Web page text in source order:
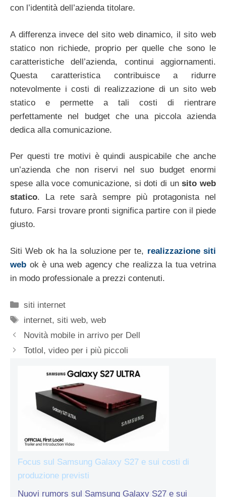
con l’identità dell’azienda titolare.
A differenza invece del sito web dinamico, il sito web
statico non richiede, proprio per quelle che sono le
caratteristiche dell’azienda, continui aggiornamenti.
Questa caratteristica contribuisce a ridurre
notevolmente i costi di realizzazione di un sito web
statico e permette a tali costi di rientrare
perfettamente nel budget che una piccola azienda
dedica alla comunicazione.
Per questi tre motivi è quindi auspicabile che anche
un’azienda che non riservi nel suo budget enormi
spese alla voce comunicazione, si doti di unsito web
statico. La rete sarà sempre più protagonista nel
futuro. Farsi trovare pronti significa partire con il piede
giusto.
Siti Web ok ha la soluzione per te, realizzazione siti
web ok è una web agency che realizza la tua vetrina
in modo professionale a prezzi contenuti.
Categorie
siti internet
Tag
internet,siti web,web
Novità mobile in arrivo per Dell
Totlol, video per i più piccoli
Focus sul Samsung Galaxy S27 e sui costi di
produzione previsti
Nuovi rumors sul Samsung Galaxy S27 e sui